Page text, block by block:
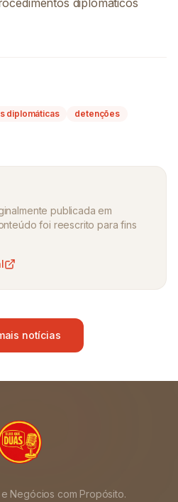
diplomáticos
diplomáticas
detenções
publicada em
foi reescrito para fins
notícias
Negócios com Propósito.